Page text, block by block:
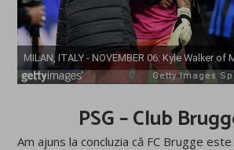
PSG – Club
Am ajuns la concluzia că FC Brugge